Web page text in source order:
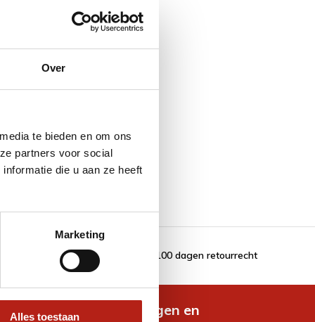
Over
te bieden en om ons
partners voor social
die u aan ze heeft
Marketing
Alles toestaan
100 dagen retourrecht
nieuwste aanbiedingen en